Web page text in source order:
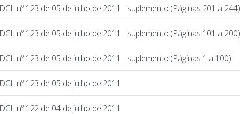
DCL nº 123 de 05 de julho de 2011 - suplemento (Páginas 201 a 244)
DCL nº 123 de 05 de julho de 2011 - suplemento (Páginas 101 a 200)
DCL nº 123 de 05 de julho de 2011 - suplemento (Páginas 1 a 100)
DCL nº 123 de 05 de julho de 2011
DCL nº 122 de 04 de julho de 2011